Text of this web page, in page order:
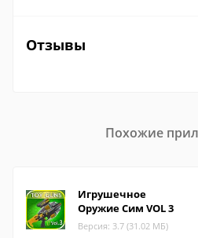
Отзывы
Похожие
Игрушечное
Оружие Сим VOL 3
Версия: 3.7 (31.02 МБ)